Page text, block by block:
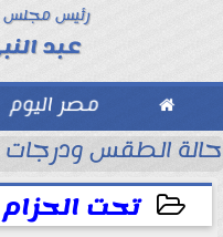
رئيس مجلس
عبد
 مصر اليوم
حالة الطقس ودرجات الحرارة
تحت الحزام